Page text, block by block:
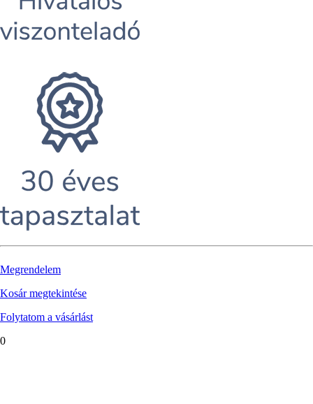
Megrendelem
Kosár megtekintése
Folytatom a vásárlást
0